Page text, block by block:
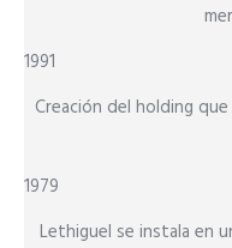
1991
Creación del holding
1979
Lethiguel se instala en